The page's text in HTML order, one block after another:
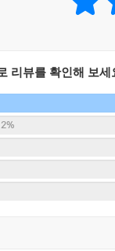
뜩하게 독자의 가슴
이 비껴간다. 책을
큼의 이야기를
가의 감탄스러운
리뷰를 확인해 보세